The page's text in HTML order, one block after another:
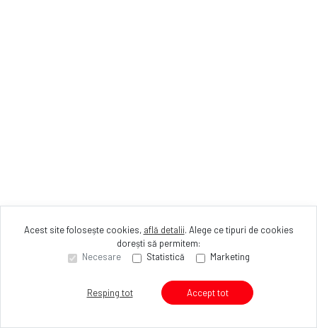
Acest site folosește cookies, află detalii. Alege ce tipuri de cookies
dorești să permitem:
Necesare
Statistică Marketing
Resping tot Accept tot